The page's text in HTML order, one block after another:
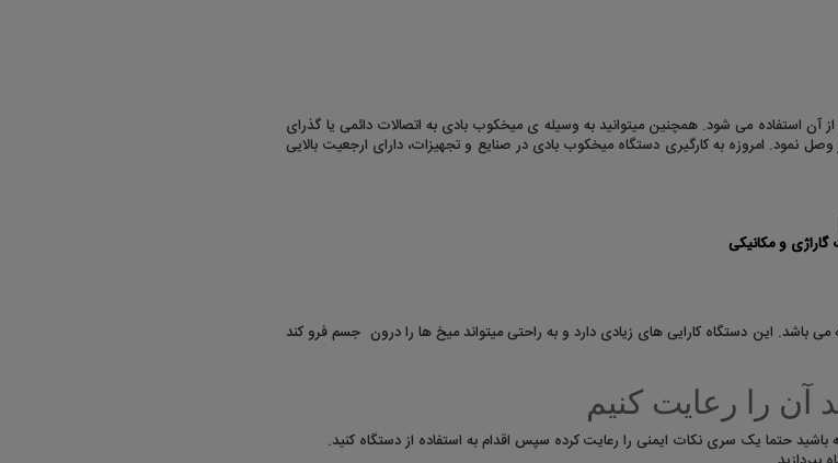
آن استفاده می شود. همچنین میتوانید به وسیله ی میخکوب بادی به اتصالات دائمی یا گذرای
نمود. امروزه به کارگیری دستگاه میخکوب بادی در صنایع و تجهیزات، دارای ارجعیت بالایی
گاراژی و مکانیکی
این دستگاه کارایی های زیادی دارد و به راحتی میتواند میخ ها را درون جسم فرو کند
آن را رعایت کنیم
باشید حتما یک سری نکات ایمنی را رعایت کرده سپس اقدام به استفاده از دستگاه کنید.